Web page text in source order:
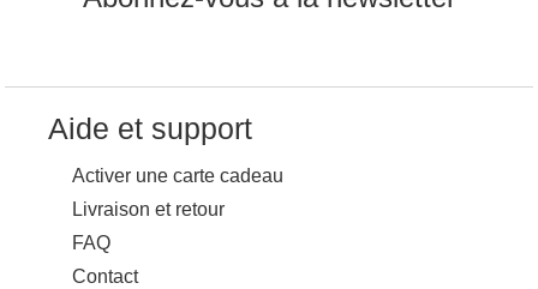
Aide et support
Activer une carte cadeau
Livraison et retour
FAQ
Contact